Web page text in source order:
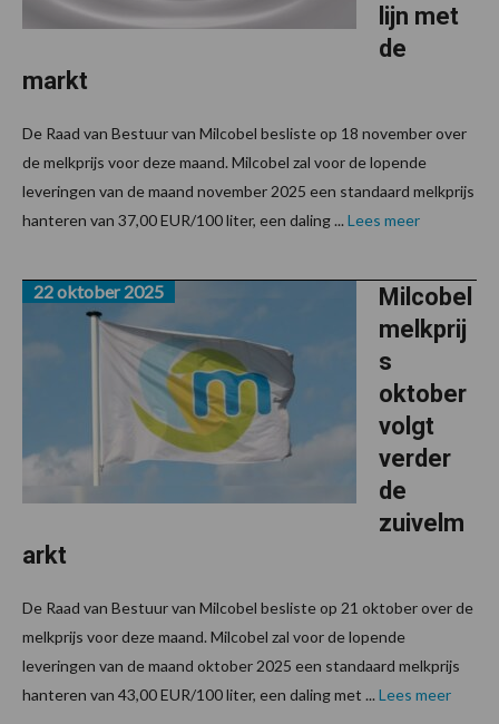
lijn met
de
markt
De Raad van Bestuur van Milcobel besliste op 18 november over
de melkprijs voor deze maand. Milcobel zal voor de lopende
leveringen van de maand november 2025 een standaard melkprijs
hanteren van 37,00 EUR/100 liter, een daling ... Lees meer
Milcobel
melkprij
s
oktober
volgt
verder
de
zuivelm
arkt
22 oktober 2025
De Raad van Bestuur van Milcobel besliste op 21 oktober over de
melkprijs voor deze maand. Milcobel zal voor de lopende
leveringen van de maand oktober 2025 een standaard melkprijs
hanteren van 43,00 EUR/100 liter, een daling met ... Lees meer